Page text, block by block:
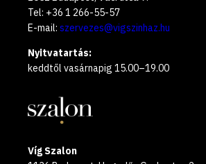
Tel: +36 1 266-55-57
E-mail: szervezes@vigszinhaz.hu
Nyitvatartás:
keddtől vasárnapig 15.00–19.00
Víg Szalon